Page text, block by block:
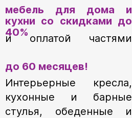
мебель для дома и
кухни со скидками до
40%
и оплатой частями
до 60 месяцев!
Интерьерные кресла,
кухонные и барные
стулья, обеденные и